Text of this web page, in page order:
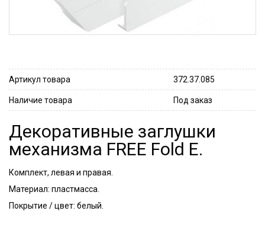
Артикул товара 372.37.085
Наличие товара Под заказ
Декоративные заглушки
механизма FREE Fold E.
Комплект, левая и правая.
Материал: пластмасса.
Покрытие / цвет: белый.